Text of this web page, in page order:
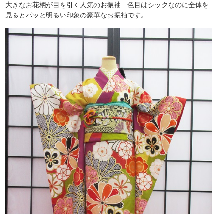
大きなお花柄が目を引く人気のお振袖！色目はシックなのに全体を
見るとパッと明るい印象の豪華なお振袖です。